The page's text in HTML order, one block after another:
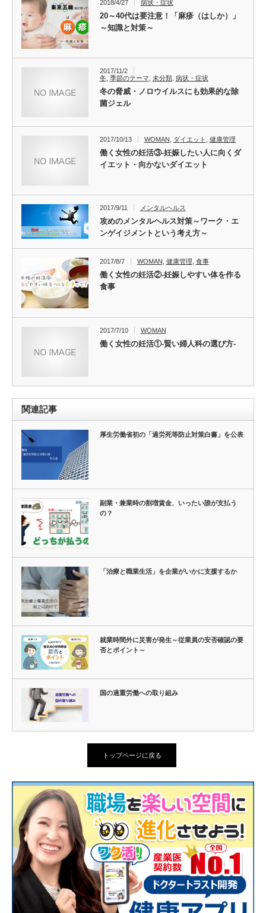
2018/4/27 病状・症状
20～40代は要注意！「麻疹（はしか）」
～知識と対策～
2017/11/2
冬, 季節のテーマ 未分類, 病状・症状
冬の脅威・ノロウイルスにも効果的な除
菌ジェル
2017/10/13 WOMAN ダイエット 健康管理
働く女性の妊活③-妊娠したい人に向くダ
イエット・向かないダイエット
2017/9/11 メンタルヘルス
攻めのメンタルヘルス対策～ワーク・エ
ンゲイジメントという考え方～
2017/8/7 WOMAN 健康管理 食事
働く女性の妊活②-妊娠しやすい体を作る
食事
2017/7/10 WOMAN
働く女性の妊活①-賢い婦人科の選び方-
関連記事
厚生労働省初の「過労死等防止対策白書」を公表
副業・兼業時の割増賃金、いったい誰が支払う
の？
「治療と職業生活」を企業がいかに支援するか
就業時間外に災害が発生～従業員の安否確認の要
否とポイント～
国の過重労働への取り組み
トップページに戻る